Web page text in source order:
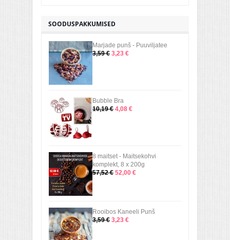
SOODUSPAKKUMISED
Marjade punš - Puuviljatee
3,59 € 3,23 €
Bubble Bra
10,19 € 4,08 €
8 maitset - Maitsekohvi
komplekt, 8 x 200g
57,52 € 52,00 €
Rooibos Kaneeli Punš
3,59 € 3,23 €